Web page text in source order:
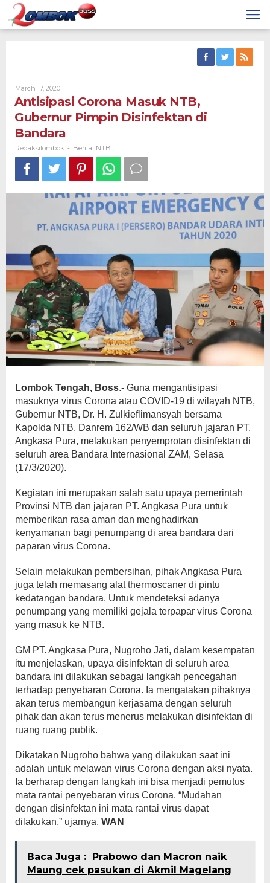
Skip
content
March 17, 2020By
Redaksilombok
Antisipasi Corona Masuk NTB,
Gubernur Pimpin Disinfektan di
Bandara
Redaksilombok - Berita NTB
Lombok Tengah, Boss.- Guna mengantisipasi
masuknya virus Corona atau COVID-19 di wilayah NTB,
Gubernur NTB, Dr. H. Zulkieflimansyah bersama
Kapolda NTB, Danrem 162/WB dan seluruh jajaran PT.
Angkasa Pura, melakukan penyemprotan disinfektan di
seluruh area Bandara Internasional ZAM, Selasa
(17/3/2020).
Kegiatan ini merupakan salah satu upaya pemerintah
Provinsi NTB dan jajaran PT. Angkasa Pura untuk
memberikan rasa aman dan menghadirkan
kenyamanan bagi penumpang di area bandara dari
paparan virus Corona.
Selain melakukan pembersihan, pihak Angkasa Pura
juga telah memasang alat thermoscaner di pintu
kedatangan bandara. Untuk mendeteksi adanya
penumpang yang memiliki gejala terpapar virus Corona
yang masuk ke NTB.
GM PT. Angkasa Pura, Nugroho Jati, dalam kesempatan
itu menjelaskan, upaya disinfektan di seluruh area
bandara ini dilakukan sebagai langkah pencegahan
terhadap penyebaran Corona. Ia mengatakan pihaknya
akan terus membangun kerjasama dengan seluruh
pihak dan akan terus menerus melakukan disinfektan di
ruang ruang publik.
Dikatakan Nugroho bahwa yang dilakukan saat ini
adalah untuk melawan virus Corona dengan aksi nyata.
Ia berharap dengan langkah ini bisa menjadi pemutus
mata rantai penyebaran virus Corona. “Mudahan
dengan disinfektan ini mata rantai virus dapat
dilakukan,” ujarnya. WAN
Baca Juga :
Prabowo dan Macron naik
Maung cek pasukan di Akmil Magelang